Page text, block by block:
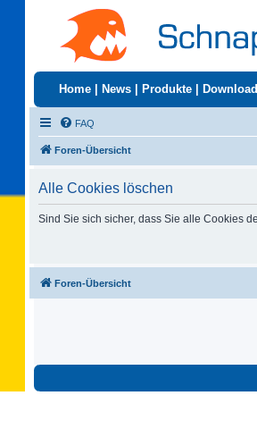
Home News Produkte Download
FAQ
Foren-Übersicht
Alle Cookies löschen
Sind Sie sich sicher, dass Sie alle Cookies
Foren-Übersicht